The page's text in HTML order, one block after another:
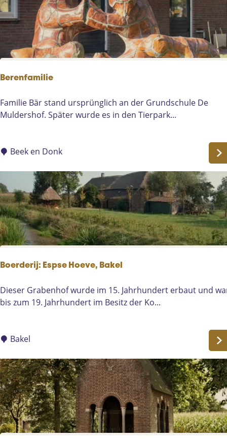
e
n
?
u
i
K
e
k
s
a
a
t
5
0
-
5
2
H
l
o
n
Berenfamilie
B
e
n
m
i
l
i
e
Familie Bär stand ursprünglich an der Grundschule De
Muldershof. Später wurde es in den Tierpark...
Beek en Donk
Boerderij: Espse Hoeve, Bakel
B
o
d
r
i
j
:
E
s
p
Dieser Grabenhof wurde im 15. Jahrhundert erbaut und
bis zum 19. Jahrhundert im Besitz der Ko...
Bakel